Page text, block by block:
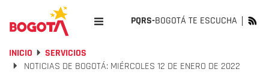
PQRS-BOGOTÁ TE ESCUCHA
INICIO
SERVICIOS
NOTICIAS DE BOGOTÁ: MIÉRCOLES 12 DE ENERO DE 2022